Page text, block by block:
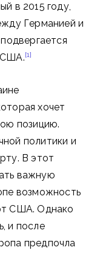
в 2015 году,
Германией и
США.[1]
хочет
позицию.
политики и
В этот
важную
возможность
США. Однако
и после
предпочла